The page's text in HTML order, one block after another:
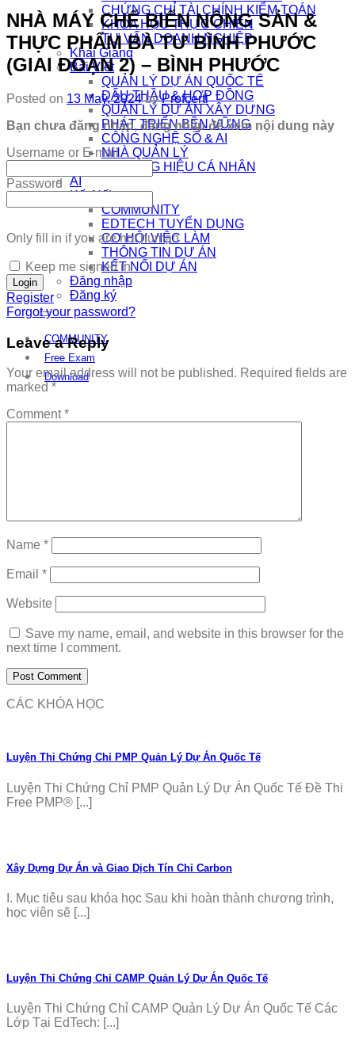
CHỨNG CHỈ TÀI CHÍNH KIỂM TOÁN
KHÓA HỌC THỰC CHIẾN
TƯ VẤN DOANH NGHIỆP
Khai Giảng
Bài Viết
QUẢN LÝ DỰ ÁN QUỐC TẾ
ĐẤU THẦU & HỢP ĐỒNG
QUẢN LÝ DỰ ÁN XÂY DỰNG
PHÁT TRIỂN BỀN VỮNG
CÔNG NGHỆ SỐ & AI
NHÀ QUẢN LÝ
THƯƠNG HIỆU CÁ NHÂN
AI
Kết Nối
COMMUNITY
EDTECH TUYỂN DỤNG
CƠ HỘI VIỆC LÀM
THÔNG TIN DỰ ÁN
KẾT NỐI DỰ ÁN
Đăng nhập
Đăng ký
COMMUNITY
Free Exam
Download
NHÀ MÁY CHẾ BIẾN NÔNG SẢN &
THỰC PHẨM BÀ TƯ BÌNH PHƯỚC
(GIAI ĐOẠN 2) – BÌNH PHƯỚC
Posted on 13 May, 2024 byProfcerti
Bạn chưa đăng nhập, đăng nhập để xem nội dung này
Username or E-mail
Password
Only fill in if you are not human
Keep me signed in
Register
Forgot your password?
Leave a Reply
Your email address will not be published. Required fields are
marked *
Comment*
Name *
Email *
Website
Save my name, email, and website in this browser for the
next time I comment.
CÁC KHÓA HỌC
Luyện Thi Chứng Chỉ PMP Quản Lý Dự Án Quốc Tế
Luyện Thi Chứng Chỉ PMP Quản Lý Dự Án Quốc Tế Đề Thi
Free PMP® [...]
Xây Dựng Dự Án và Giao Dịch Tín Chỉ Carbon
I. Mục tiêu sau khóa học Sau khi hoàn thành chương trình,
học viên sẽ [...]
Luyện Thi Chứng Chỉ CAMP Quản Lý Dự Án Quốc Tế
Luyện Thi Chứng Chỉ CAMP Quản Lý Dự Án Quốc Tế Các
Lớp Tại EdTech: [...]